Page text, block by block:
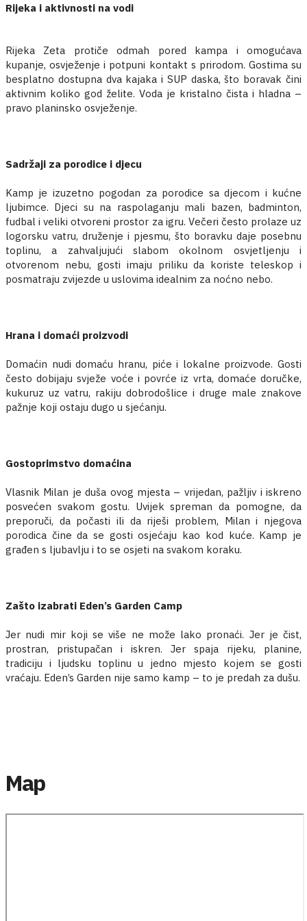
Rijeka i aktivnosti na vodi
Rijeka Zeta protiče odmah pored kampa i omogućava
kupanje, osvježenje i potpuni kontakt s prirodom. Gostima su
besplatno dostupna dva kajaka i SUP daska, što boravak čini
aktivnim koliko god želite. Voda je kristalno čista i hladna –
pravo planinsko osvježenje.
Sadržaji za porodice i djecu
Kamp je izuzetno pogodan za porodice sa djecom i kućne
ljubimce. Djeci su na raspolaganju mali bazen, badminton,
fudbal i veliki otvoreni prostor za igru. Večeri često prolaze uz
logorsku vatru, druženje i pjesmu, što boravku daje posebnu
toplinu, a zahvaljujući slabom okolnom osvjetljenju i
otvorenom nebu, gosti imaju priliku da koriste teleskop i
posmatraju zvijezde u uslovima idealnim za noćno nebo.
Hrana i domaći proizvodi
Domaćin nudi domaću hranu, piće i lokalne proizvode. Gosti
često dobijaju svježe voće i povrće iz vrta, domaće doručke,
kukuruz uz vatru, rakiju dobrodošlice i druge male znakove
pažnje koji ostaju dugo u sjećanju.
Gostoprimstvo domaćina
Vlasnik Milan je duša ovog mjesta – vrijedan, pažljiv i iskreno
posvećen svakom gostu. Uvijek spreman da pomogne, da
preporuči, da počasti ili da riješi problem, Milan i njegova
porodica čine da se gosti osjećaju kao kod kuće. Kamp je
građen s ljubavlju i to se osjeti na svakom koraku.
Zašto izabrati Eden’s Garden Camp
Jer nudi mir koji se više ne može lako pronaći. Jer je čist,
prostran, pristupačan i iskren. Jer spaja rijeku, planine,
tradiciju i ljudsku toplinu u jedno mjesto kojem se gosti
vraćaju. Eden’s Garden nije samo kamp – to je predah za dušu.
Map